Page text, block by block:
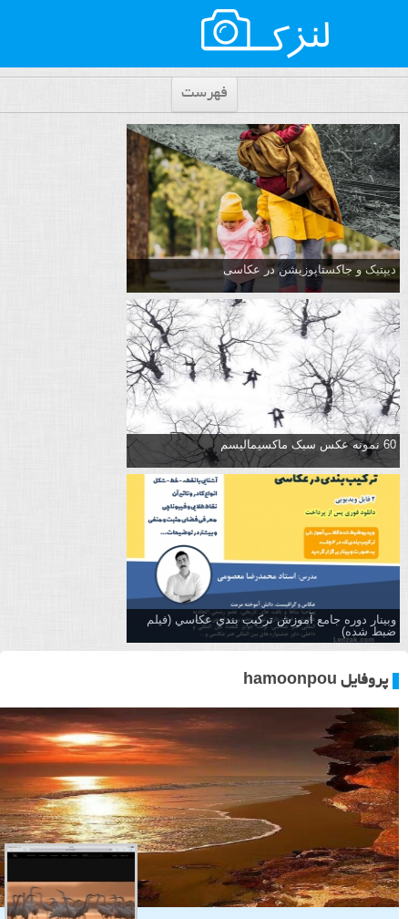
فهرست
دیپتیک و جاکستا‌پوزیشن در عکاسی
60 نمونه عکس سبک ماکسیمالیسم
وبینار دوره جامع آموزش تركيب بندي عكاسي (فیلم
ضبط شده)
پروفایل hamoonpou